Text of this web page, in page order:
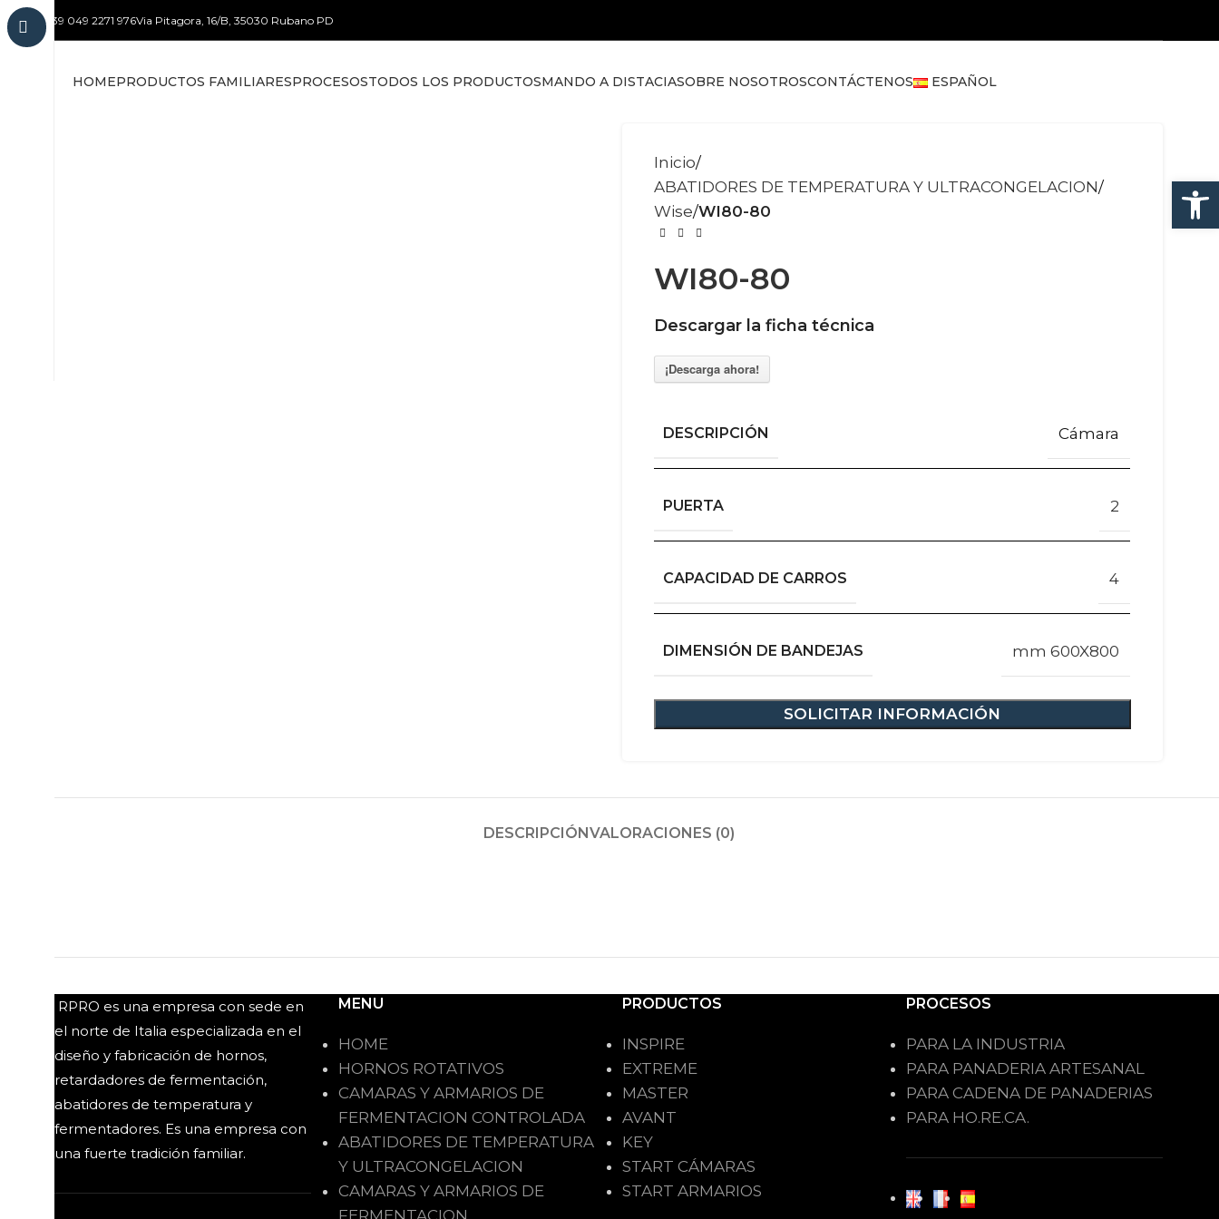
+39 049 2271 976Via Pitagora, 16/B, 35030 Rubano PD
HOMEPRODUCTOS FAMILIARESPROCESOSTODOS LOS PRODUCTOSMANDO A DISTACIASOBRE NOSOTROSCONTÁCTENOS ESPAÑOL
Inicio
ABATIDORES DE TEMPERATURA Y ULTRACONGELACION
Wise WI80-80
WI80-80
Descargar la ficha técnica
¡Descarga ahora!
DESCRIPCIÓN Cámara
PUERTA 2
CAPACIDAD DE CARROS 4
DIMENSIÓN DE BANDEJAS mm 600X800
SOLICITAR INFORMACIÓN
DESCRIPCIÓNVALORACIONES (0)
RPRO es una empresa con sede en
el norte de Italia especializada en el
diseño y fabricación de hornos,
retardadores de fermentación,
abatidores de temperatura y
fermentadores. Es una empresa con
una fuerte tradición familiar.
MENU
HOME
HORNOS ROTATIVOS
CAMARAS Y ARMARIOS DE
FERMENTACION CONTROLADA
ABATIDORES DE TEMPERATURA
Y ULTRACONGELACION
CAMARAS Y ARMARIOS DE
FERMENTACION
PRODUCTOS
INSPIRE
EXTREME
MASTER
AVANT
KEY
START CÁMARAS
START ARMARIOS
PROCESOS
PARA LA INDUSTRIA
PARA PANADERIA ARTESANAL
PARA CADENA DE PANADERIAS
PARA HO.RE.CA.